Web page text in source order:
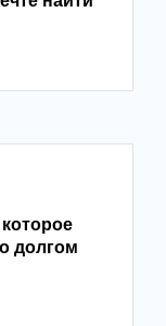
долгом